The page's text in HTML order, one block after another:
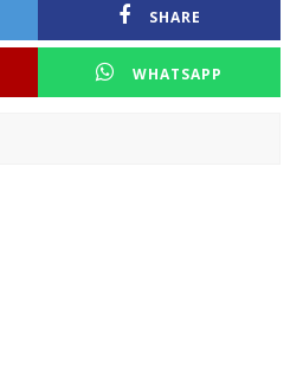
SHARE
WHATSAPP